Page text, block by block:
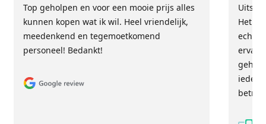
Top geholpen en voor een mooie prijs alles
kunnen kopen wat ik wil. Heel vriendelijk,
meedenkend en tegemoetkomend
personeel! Bedankt!
Het
echt